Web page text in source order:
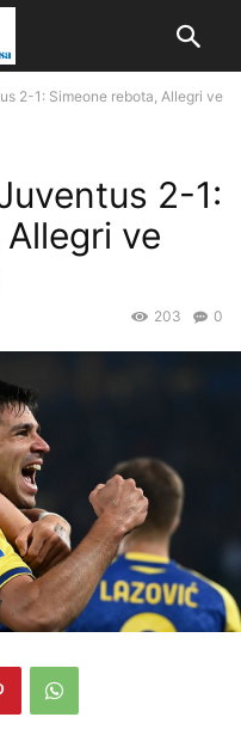
2-1: Simeone rebota, Allegri ve
2-1:
ve
0
203